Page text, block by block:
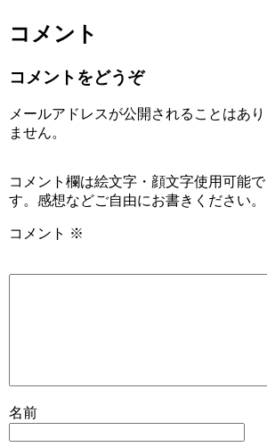
コメント
コメントをどうぞ
メールアドレスが公開されることはあり
ません。
コメント欄は絵文字・顔文字使用可能で
す。感想などご自由にお書きください。
コメント ※
名前